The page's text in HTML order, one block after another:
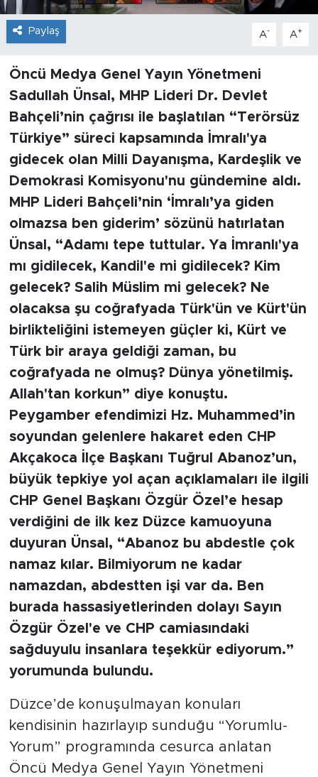
Paylaş A- A+
Öncü Medya Genel Yayın Yönetmeni
Sadullah Ünsal, MHP Lideri Dr. Devlet
Bahçeli’nin çağrısı ile başlatılan “Terörsüz
Türkiye” süreci kapsamında İmralı'ya
gidecek olan Milli Dayanışma, Kardeşlik ve
Demokrasi Komisyonu'nu gündemine aldı.
MHP Lideri Bahçeli’nin ‘İmralı’ya giden
olmazsa ben giderim’ sözünü hatırlatan
Ünsal, “Adamı tepe tuttular. Ya İmranlı'ya
mı gidilecek, Kandil'e mi gidilecek? Kim
gelecek? Salih Müslim mi gelecek? Ne
olacaksa şu coğrafyada Türk'ün ve Kürt'ün
birlikteliğini istemeyen güçler ki, Kürt ve
Türk bir araya geldiği zaman, bu
coğrafyada ne olmuş? Dünya yönetilmiş.
Allah'tan korkun” diye konuştu.
Peygamber efendimizi Hz. Muhammed’in
soyundan gelenlere hakaret eden CHP
Akçakoca İlçe Başkanı Tuğrul Abanoz’un,
büyük tepkiye yol açan açıklamaları ile ilgili
CHP Genel Başkanı Özgür Özel’e hesap
verdiğini de ilk kez Düzce kamuoyuna
duyuran Ünsal, “Abanoz bu abdestle çok
namaz kılar. Bilmiyorum ne kadar
namazdan, abdestten işi var da. Ben
burada hassasiyetlerinden dolayı Sayın
Özgür Özel'e ve CHP camiasındaki
sağduyulu insanlara teşekkür ediyorum.”
yorumunda bulundu.
Düzce’de konuşulmayan konuları
kendisinin hazırlayıp sunduğu “Yorumlu-
Yorum” programında cesurca anlatan
Öncü Medya Genel Yayın Yönetmeni